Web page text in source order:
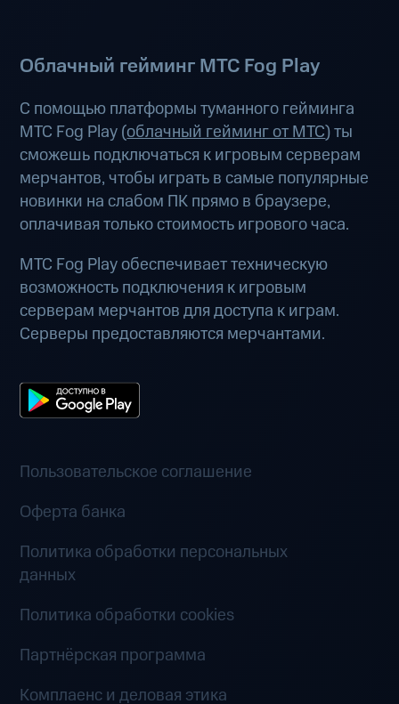
Облачный гейминг МТС Fog Play
С помощью платформы туманного гейминга
МТС Fog Play (облачный гейминг от МТС) ты
сможешь подключаться к игровым серверам
мерчантов, чтобы играть в самые популярные
новинки на слабом ПК прямо в браузере,
оплачивая только стоимость игрового часа.
МТС Fog Play обеспечивает техническую
возможность подключения к игровым
серверам мерчантов для доступа к играм.
Серверы предоставляются мерчантами.
Пользовательское соглашение
Оферта банка
Политика обработки персональных
данных
Политика обработки cookies
Партнёрская программа
Комплаенс и деловая этика